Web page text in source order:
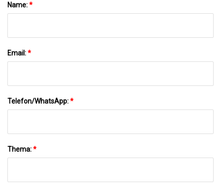
Name:*
Email:*
Telefon/WhatsApp:*
Thema:*